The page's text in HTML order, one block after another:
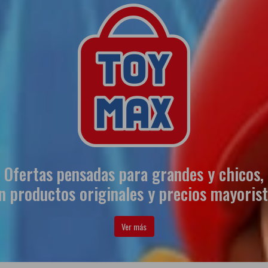
Ofertas pensadas para grandes y chicos,
productos originales y precios
Ver más